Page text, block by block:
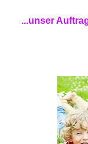
...unser